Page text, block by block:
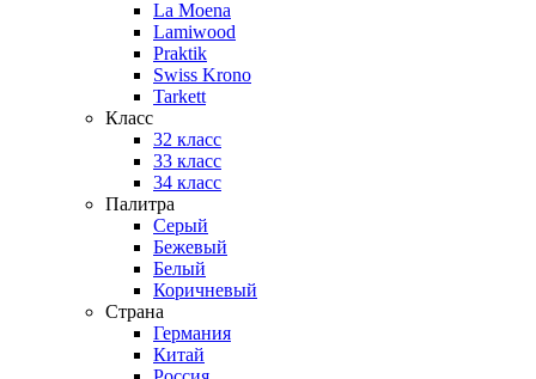
La Moena
Lamiwood
Praktik
Swiss Krono
Tarkett
Класс
32 класс
33 класс
34 класс
Палитра
Серый
Бежевый
Белый
Коричневый
Страна
Германия
Китай